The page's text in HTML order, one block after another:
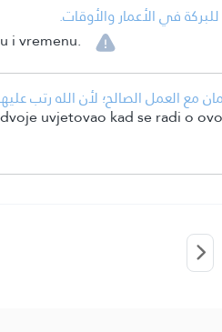
في الأعمار والأوقات.
i vremenu.
مع العمل الصالح؛ لأن الله رتب
uvjetovao kad se radi o